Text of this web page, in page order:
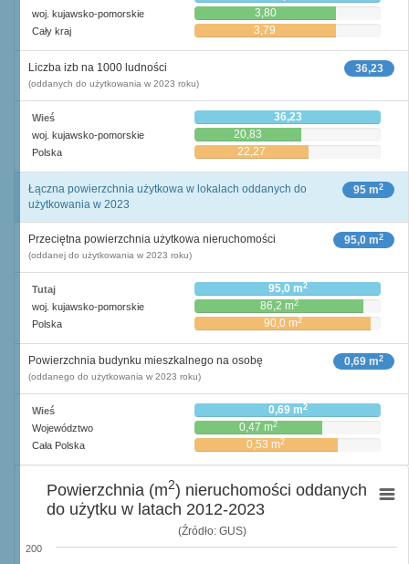
woj. kujawsko-pomorskie 3,80
Cały kraj 3,79
36,23
Liczba izb na 1000 ludności
(oddanych do użytkowania w 2023 roku)
Wieś 36,23
woj. kujawsko-pomorskie 20,83
Polska 22,27
95 m2
Łączna powierzchnia użytkowa w lokalach oddanych do
użytkowania w 2023
95,0 m2
Przeciętna powierzchnia użytkowa nieruchomości
(oddanej do użytkowania w 2023 roku)
Tutaj 95,0 m2
woj. kujawsko-pomorskie 86,2 m2
Polska 90,0 m2
0,69 m2
Powierzchnia budynku mieszkalnego na osobę
(oddanego do użytkowania w 2023 roku)
Wieś 0,69 m2
Województwo 0,47 m2
Cała Polska 0,53 m2
(Źródło: GUS)
200
Powierzchnia (m2) nieruchomości oddanych
do użytku w latach 2012-2023